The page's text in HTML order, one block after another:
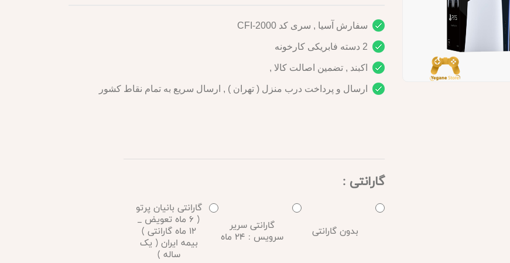
سفارش آسیا , سری کد CFI-2000
2 دسته فابریکی کارخونه
اکبند , تضمین اصالت کالا ,
ارسال و پرداخت درب منزل ( تهران ) , ارسال سریع به تمام نقاط کشور
گارانتی :
بدون گارانتی گارانتی سریر
سرویس : 24 ماه
گارانتی بانیان پرتو
( 6 ماه تعویض _
12 ماه گارانتی )
بیمه ایران ( یک
ساله )